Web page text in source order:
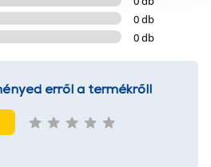
a cookie-k használatát.
ésAdatvédelem
0 db
0 db
erről a termékről!